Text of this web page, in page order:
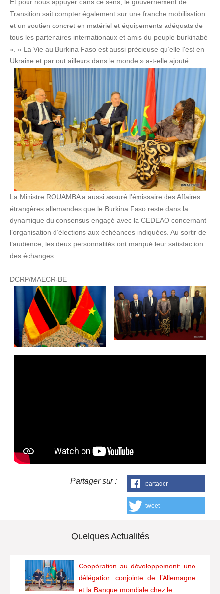
Et pour nous appuyer dans ce sens, le gouvernement de
Transition sait compter également sur une franche mobilisation
et un soutien concret en matériel et équipements adéquats de
tous les partenaires internationaux et amis du peuple burkinabè
». « La Vie au Burkina Faso est aussi précieuse qu’elle l'est en
Ukraine et partout ailleurs dans le monde » a-t-elle ajouté.
La Ministre ROUAMBA a aussi assuré l’émissaire des Affaires
étrangères allemandes que le Burkina Faso reste dans la
dynamique du consensus engagé avec la CEDEAO concernant
l’organisation d’élections aux échéances indiquées. Au sortir de
l’audience, les deux personnalités ont marqué leur satisfaction
des échanges.
DCRP/MAECR-BE
Partager sur : partager
tweet
Quelques Actualités
Coopération au développement: une
délégation conjointe de l’Allemagne
et la Banque mondiale chez le…